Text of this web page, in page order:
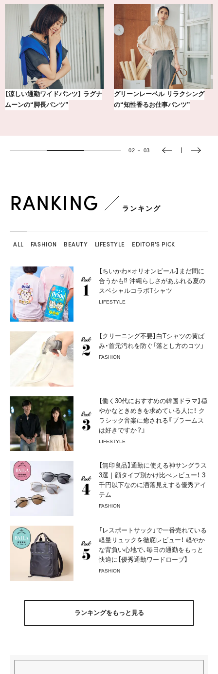
【銀座かねまつ】おしゃれ＆快適な
黒スニーカー4選
気分が上がる「フルラ」のアイウェ
アを「眼鏡市場」で探して。
03 － 03
RANKING ランキング
ALL FASHION BEAUTY LIFESTYLE EDITOR'S PICK
【ちいかわ×オリオンビール】まだ間に
合うかも⁉︎ 沖縄らしさがあふれる夏の
スペシャルコラボTシャツ
LIFESTYLE
【クリーニング不要】白Tシャツの黄ば
み・首元汚れを防ぐ「落とし方のコツ」
FASHION
【働く30代におすすめの韓国ドラマ】穏
やかなときめきを求めている人に！ ク
ラシック音楽に癒される『ブラームス
は好きですか？』
LIFESTYLE
【無印良品】通勤に使える神サングラス
3選｜顔タイプ別かけ比べレビュー！ 3
千円以下なのに洒落見えする優秀アイ
テム
FASHION
「レスポートサック」で一番売れている
軽量リュックを徹底レビュー！ 軽やか
な背負い心地で、毎日の通勤をもっと
快適に【優秀通勤ワードローブ】
FASHION
ランキングをもっと見る